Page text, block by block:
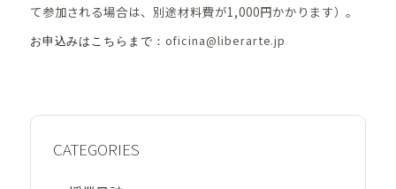
て参加される場合は、別途材料費が1,000円かかります）。
お申込みはこちらまで：oficina@liberarte.jp
CATEGORIES